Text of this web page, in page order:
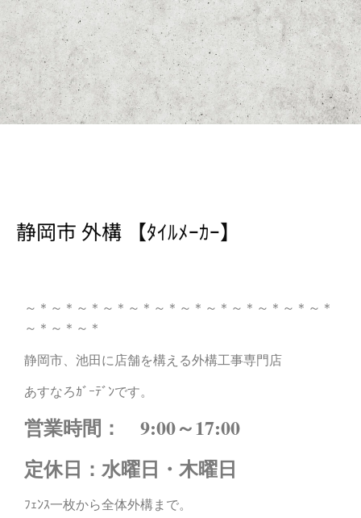
静岡市 外構 【ﾀｲﾙﾒｰｶｰ】
～＊～＊～＊～＊～＊～＊～＊～＊～＊～＊～＊～＊
～＊～＊～＊
静岡市、池田に店舗を構える外構工事専門店
あすなろｶﾞｰﾃﾞﾝです。
営業時間： 9:00～17:00
定休日：水曜日・木曜日
ﾌｪﾝｽ一枚から全体外構まで。